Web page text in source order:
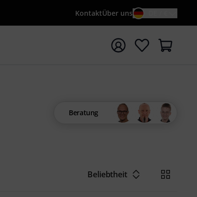
KontaktÜber uns
{searchTerm} starten
Beratung
Beliebtheit